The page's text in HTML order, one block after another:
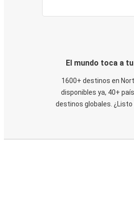
El mundo toca a
1600+ destinos en
disponibles ya, 40+
destinos globales. ¿Listo